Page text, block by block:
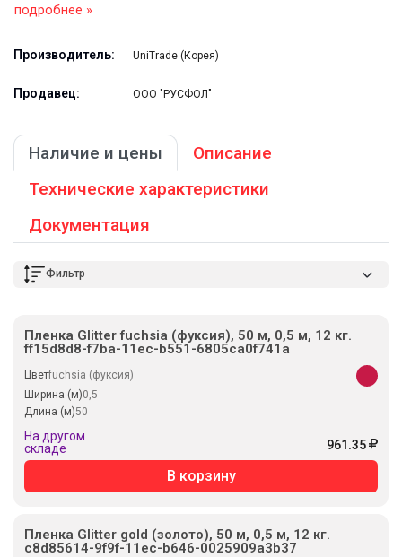
подробнее »
Производитель: UniTrade (Корея)
Продавец: ООО "РУСФОЛ"
Наличие и цены
Описание
Технические характеристики
Документация
Фильтр
Пленка Glitter fuchsia (фуксия), 50 м, 0,5 м, 12 кг.
ff15d8d8-f7ba-11ec-b551-6805ca0f741a
Цветfuchsia (фуксия)
Ширина (м)0,5
Длина (м)50
На другом
складе
961.35
В корзину
Пленка Glitter gold (золото), 50 м, 0,5 м, 12 кг.
c8d85614-9f9f-11ec-b646-0025909a3b37